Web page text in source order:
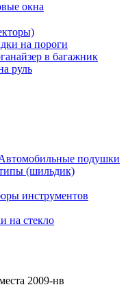
окна
на пороги
в багажник
руль
подушки
(шильдик)
инструментов
на стекло
2009-нв